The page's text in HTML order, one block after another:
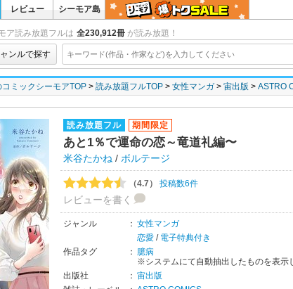
レビュー シーモア島
ア読み放題フルは 全230,912冊 が読み放題！
ンルで探す
ミックシーモアTOP 読み放題フルTOP 女性マンガ 宙出版 ASTRO
読み放題フル 期間限定
あと1％で運命の恋～竜道礼編〜
米谷たかね / ボルテージ
（4.7） 投稿数6件
レビューを書く
ジャンル ： 女性マンガ
恋愛 / 電子特典付き
作品タグ
： 臆病
※システムにて自動抽出したものを表示
出版社
： 宙出版